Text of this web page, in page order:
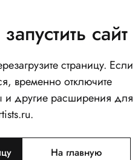
сайт
страницу. Если
временно отключите
другие расширения для
На главную